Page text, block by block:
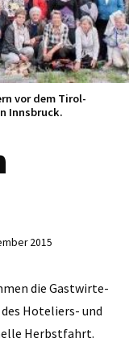
vor dem Tirol-
Innsbruck.
2015
die Gastwirte-
Hoteliers- und
Herbstfahrt.